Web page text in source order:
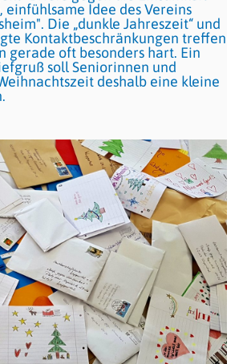
Idee des Vereins
Die „dunkle Jahreszeit“ und
Kontaktbeschränkungen treffen
gerade oft besonders hart. Ein
soll Seniorinnen und
deshalb eine kleine